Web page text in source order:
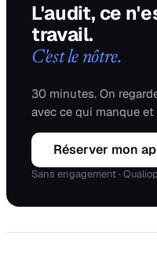
L'audit, ce
travail.
C'est le nôtre.
30 minutes. On
avec ce qui manque
Réserver mon
Sans engagement ·